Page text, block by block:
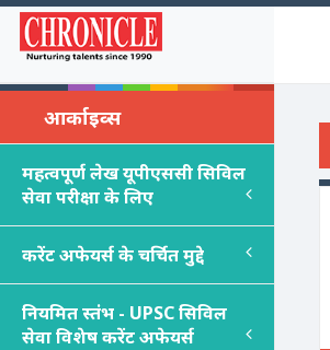
आर्काइव्स
महत्वपूर्ण लेख यूपीएससी सिविल
सेवा परीक्षा के लिए
करेंट अफेयर्स के चर्चित मुद्दे
नियमित स्तंभ - UPSC सिविल
सेवा विशेष करेंट अफेयर्स